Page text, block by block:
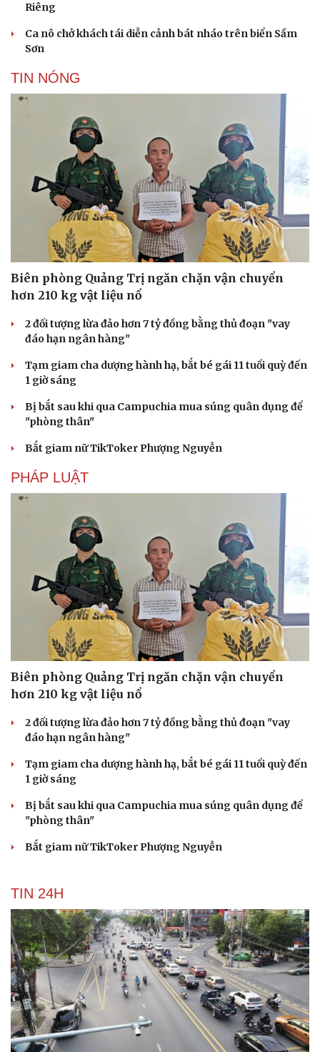
Văn hóa
Sân khấu - Điện ảnh
Văn học
Âm nhạc
Di sản
Nghệ sĩ
Thời trang
Du lịch
Podcast
Riêng
Ca nô chở khách tái diễn cảnh bát nháo trên biển Sầm
Sơn
TIN NÓNG
Biên phòng Quảng Trị ngăn chặn vận chuyển
hơn 210 kg vật liệu nổ
2 đối tượng lừa đảo hơn 7 tỷ đồng bằng thủ đoạn "vay
đáo hạn ngân hàng"
Tạm giam cha dượng hành hạ, bắt bé gái 11 tuổi quỳ đến
1 giờ sáng
Bị bắt sau khi qua Campuchia mua súng quân dụng để
"phòng thân"
Bắt giam nữ TikToker Phượng Nguyễn
PHÁP LUẬT
Biên phòng Quảng Trị ngăn chặn vận chuyển
hơn 210 kg vật liệu nổ
2 đối tượng lừa đảo hơn 7 tỷ đồng bằng thủ đoạn "vay
đáo hạn ngân hàng"
Tạm giam cha dượng hành hạ, bắt bé gái 11 tuổi quỳ đến
1 giờ sáng
Bị bắt sau khi qua Campuchia mua súng quân dụng để
"phòng thân"
Bắt giam nữ TikToker Phượng Nguyễn
TIN 24H